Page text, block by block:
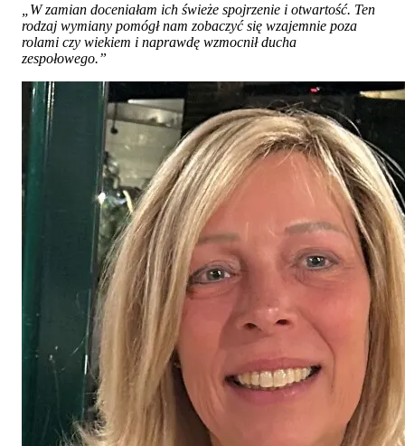
„W zamian doceniałam ich świeże spojrzenie i otwartość. Ten
rodzaj wymiany pomógł nam zobaczyć się wzajemnie poza
rolami czy wiekiem i naprawdę wzmocnił ducha
zespołowego.”